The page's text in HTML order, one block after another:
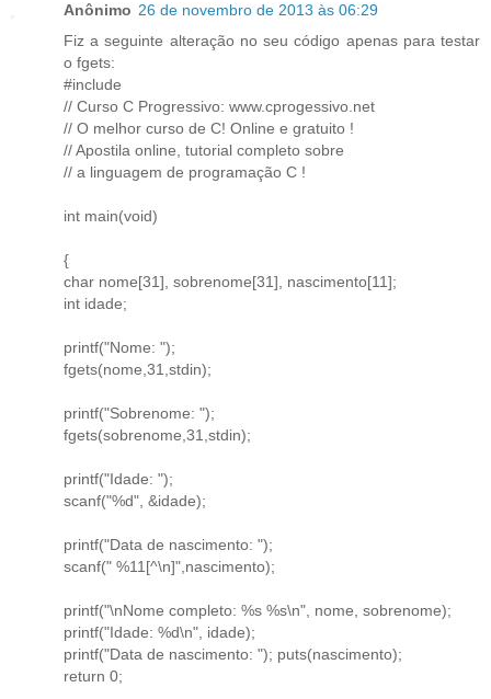
Anônimo 26 de novembro de 2013 às 06:29
Fiz a seguinte alteração no seu código apenas para testar
o fgets:
#include
// Curso C Progressivo: www.cprogessivo.net
// O melhor curso de C! Online e gratuito !
// Apostila online, tutorial completo sobre
// a linguagem de programação C !
int main(void)
{
char nome[31], sobrenome[31], nascimento[11];
int idade;
printf("Nome: ");
fgets(nome,31,stdin);
printf("Sobrenome: ");
fgets(sobrenome,31,stdin);
printf("Idade: ");
scanf("%d", &idade);
printf("Data de nascimento: ");
scanf(" %11[^\n]",nascimento);
printf("\nNome completo: %s %s\n", nome, sobrenome);
printf("Idade: %d\n", idade);
printf("Data de nascimento: "); puts(nascimento);
return 0;